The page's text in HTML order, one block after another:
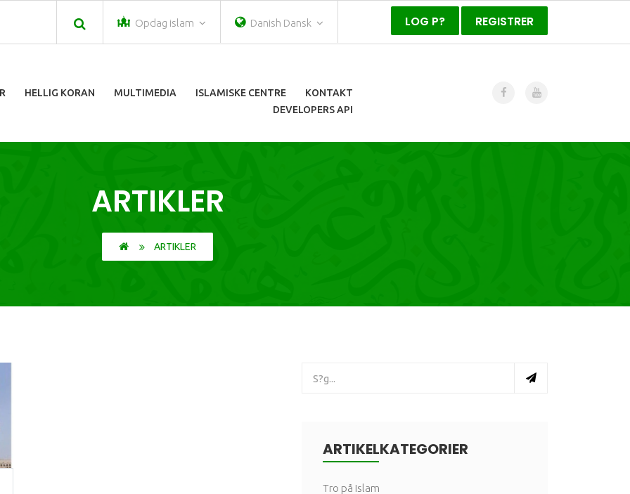
Opdag islam Danish Dansk LOG P? REGISTRER
HELLIG KORAN MULTIMEDIA ISLAMISKE CENTRE
KONTAKT
DEVELOPERS API
ARTIKLER
ARTIKLER
ARTIKELKATEGORIER
Tro på Islam